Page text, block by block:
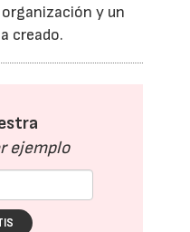
y un
creado.
ejemplo